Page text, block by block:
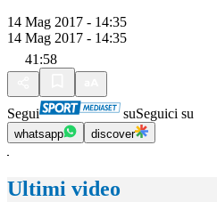
14 Mag 2017 - 14:35
14 Mag 2017 - 14:35
41:58
Segui suSeguici su
whatsapp discover
Ultimi video